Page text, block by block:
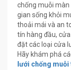
chống muỗi màn
gian sống khỏi
thoải mái và an
tín hàng đầu,
đặt các loại cửa
Hãy khám phá
lưới chống